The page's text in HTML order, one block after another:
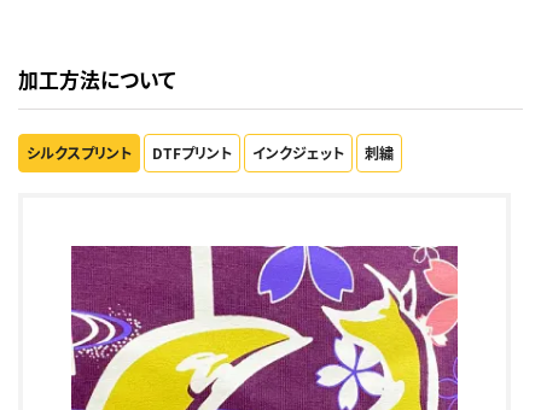
加工方法について
シルクスプリント DTFプリント インクジェット 刺繍